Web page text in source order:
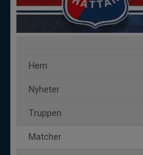
Hem
Nyheter
Truppen
Matcher